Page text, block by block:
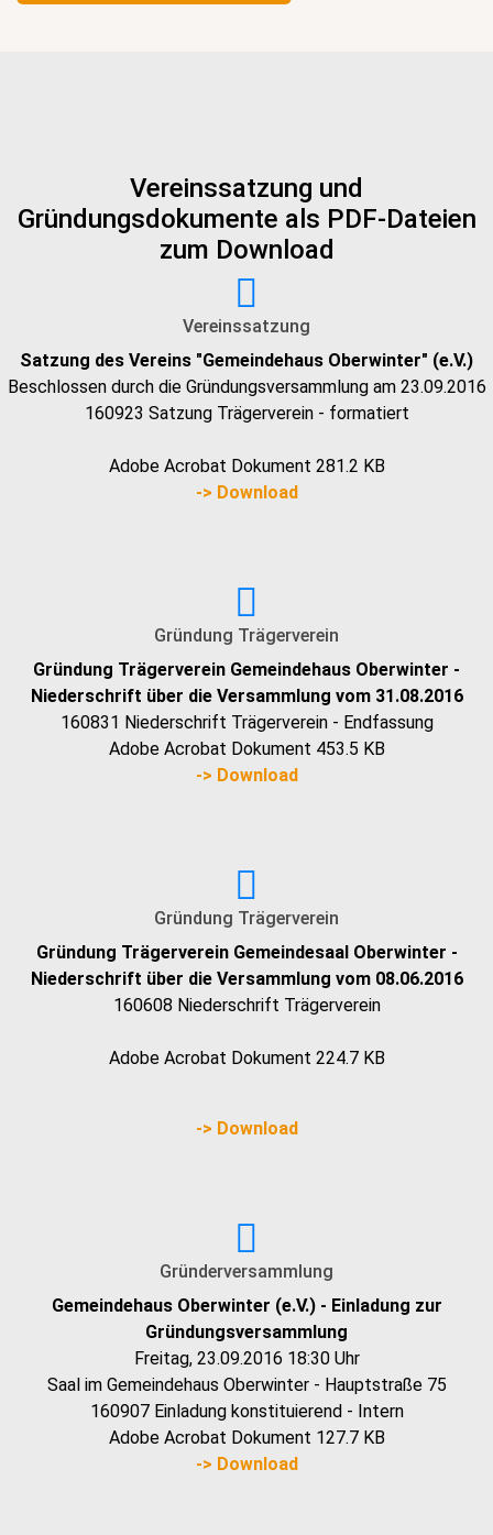
Vereinssatzung und
Gründungsdokumente als PDF-Dateien
zum Download
Vereinssatzung
Satzung des Vereins "Gemeindehaus Oberwinter" (e.V.)
Beschlossen durch die Gründungsversammlung am 23.09.2016
160923 Satzung Trägerverein - formatiert
Adobe Acrobat Dokument 281.2 KB
-> Download
Gründung Trägerverein
Gründung Trägerverein Gemeindehaus Oberwinter -
Niederschrift über die Versammlung vom 31.08.2016
160831 Niederschrift Trägerverein - Endfassung
Adobe Acrobat Dokument 453.5 KB
-> Download
Gründung Trägerverein
Gründung Trägerverein Gemeindesaal Oberwinter -
Niederschrift über die Versammlung vom 08.06.2016
160608 Niederschrift Trägerverein
Adobe Acrobat Dokument 224.7 KB
-> Download
Gründerversammlung
Gemeindehaus Oberwinter (e.V.) - Einladung zur
Gründungsversammlung
Freitag, 23.09.2016 18:30 Uhr
Saal im Gemeindehaus Oberwinter - Hauptstraße 75
160907 Einladung konstituierend - Intern
Adobe Acrobat Dokument 127.7 KB
-> Download